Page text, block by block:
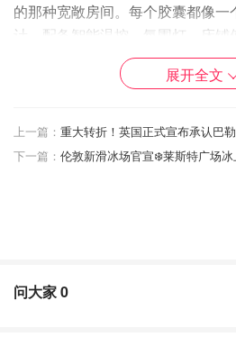
的那种宽敞房间。每个胶囊都像一
计，配备智能温控、氛围灯，床铺
想象一下，躺在柔软床铺上，四周
症患者的挑战。
酒店官方透露，到今年年底，所
展开全文
上一篇：
下一篇：
问大家0